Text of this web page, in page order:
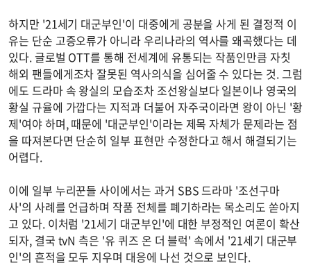
하지만 '21세기 대군부인'이 대중에게 공분을 사게 된 결정적 이
유는 단순 고증오류가 아니라 우리나라의 역사를 왜곡했다는 데
있다. 글로벌 OTT를 통해 전세계에 유통되는 작품인만큼 자칫
해외 팬들에게조차 잘못된 역사의식을 심어줄 수 있다는 것. 그럼
에도 드라마 속 왕실의 모습조차 조선왕실보다 일본이나 영국의
황실 규율에 가깝다는 지적과 더불어 자주국이라면 왕이 아닌 '황
제'여야 하며, 때문에 '대군부인'이라는 제목 자체가 문제라는 점
을 따져본다면 단순히 일부 표현만 수정한다고 해서 해결되기는
어렵다.
이에 일부 누리꾼들 사이에서는 과거 SBS 드라마 '조선구마
사'의 사례를 언급하며 작품 전체를 폐기하라는 목소리도 쏟아지
고 있다. 이처럼 '21세기 대군부인'에 대한 부정적인 여론이 확산
되자, 결국 tvN 측은 '유 퀴즈 온 더 블럭' 속에서 '21세기 대군부
인'의 흔적을 모두 지우며 대응에 나선 것으로 보인다.